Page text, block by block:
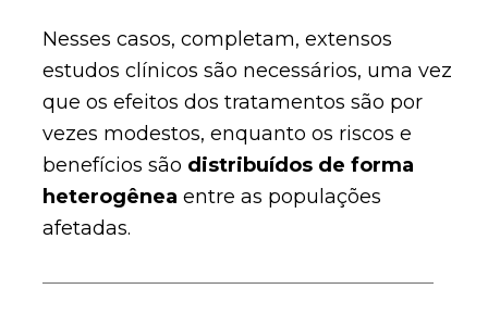
Nesses casos, completam, extensos
estudos clínicos são necessários, uma vez
que os efeitos dos tratamentos são por
vezes modestos, enquanto os riscos e
benefícios são distribuídos de forma
heterogênea entre as populações
afetadas.